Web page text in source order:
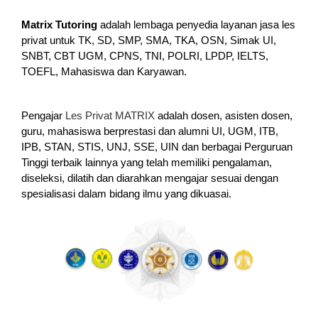
Matrix Tutoring adalah lembaga penyedia layanan jasa les
privat untuk TK, SD, SMP, SMA, TKA, OSN, Simak UI,
SNBT, CBT UGM, CPNS, TNI, POLRI, LPDP, IELTS,
TOEFL, Mahasiswa dan Karyawan.
Pengajar Les Privat MATRIX adalah dosen, asisten dosen,
guru, mahasiswa berprestasi dan alumni UI, UGM, ITB,
IPB, STAN, STIS, UNJ, SSE, UIN dan berbagai Perguruan
Tinggi terbaik lainnya yang telah memiliki pengalaman,
diseleksi, dilatih dan diarahkan mengajar sesuai dengan
spesialisasi dalam bidang ilmu yang dikuasai.